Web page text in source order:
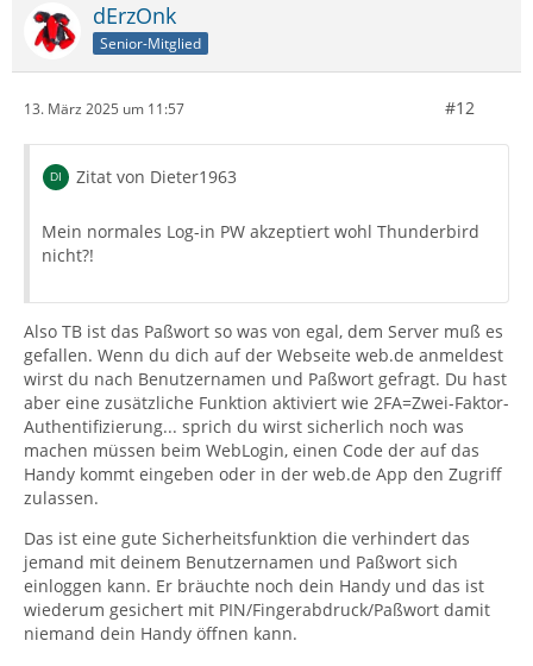
dErzOnk
Senior-Mitglied
13. März 2025 um 11:57 #12
Zitat von Dieter1963
Mein normales Log-in PW akzeptiert wohl Thunderbird
nicht?!
Also TB ist das Paßwort so was von egal, dem Server muß es
gefallen. Wenn du dich auf der Webseite web.de anmeldest
wirst du nach Benutzernamen und Paßwort gefragt. Du hast
aber eine zusätzliche Funktion aktiviert wie 2FA=Zwei-Faktor-
Authentifizierung... sprich du wirst sicherlich noch was
machen müssen beim WebLogin, einen Code der auf das
Handy kommt eingeben oder in der web.de App den Zugriff
zulassen.
Das ist eine gute Sicherheitsfunktion die verhindert das
jemand mit deinem Benutzernamen und Paßwort sich
einloggen kann. Er bräuchte noch dein Handy und das ist
wiederum gesichert mit PIN/Fingerabdruck/Paßwort damit
niemand dein Handy öffnen kann.